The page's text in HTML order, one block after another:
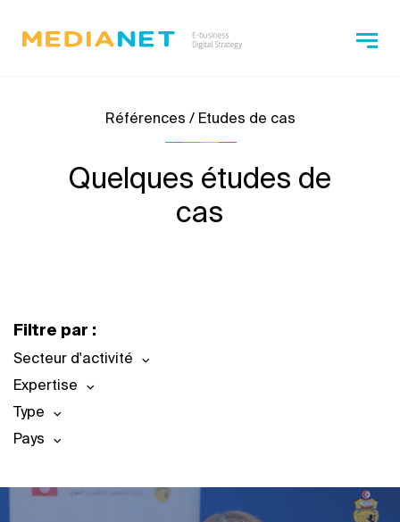
Références / Etudes de cas
Quelques études de
cas
Filtre par :
Secteur d'activité
Expertise
Type
Pays